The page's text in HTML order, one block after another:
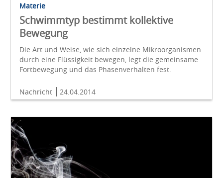
Materie
Schwimmtyp bestimmt kollektive
Bewegung
Die Art und Weise, wie sich einzelne Mikroorganismen
durch eine Flüssigkeit bewegen, legt die gemeinsame
Fortbewegung und das Phasenverhalten fest.
Nachricht 24.04.2014